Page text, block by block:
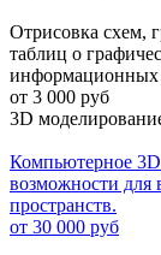
Отрисовка схем,
таблиц о
информационных
от 3 000 руб
3D
Компьютерное
возможности для
пространств.
от 30 000 руб